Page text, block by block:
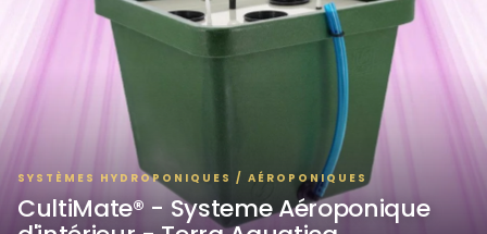
SYSTÈMES HYDROPONIQUES / AÉROPONIQUES
CultiMate® - Systeme Aéroponique